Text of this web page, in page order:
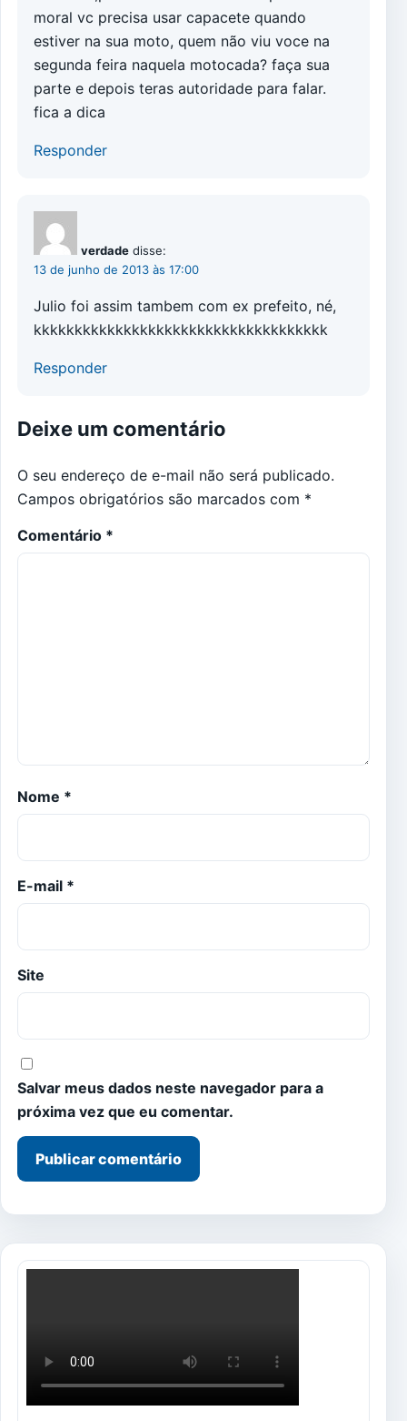
moral vc precisa usar capacete quando
estiver na sua moto, quem não viu voce na
segunda feira naquela motocada? faça sua
parte e depois teras autoridade para falar.
fica a dica
Responder
verdade disse:
13 de junho de 2013 às 17:00
Julio foi assim tambem com ex prefeito, né,
kkkkkkkkkkkkkkkkkkkkkkkkkkkkkkkkkkkk
Responder
Deixe um comentário
O seu endereço de e-mail não será publicado.
Campos obrigatórios são marcados com *
Comentário *
Nome *
E-mail *
Site
Salvar meus dados neste navegador para a
próxima vez que eu comentar.